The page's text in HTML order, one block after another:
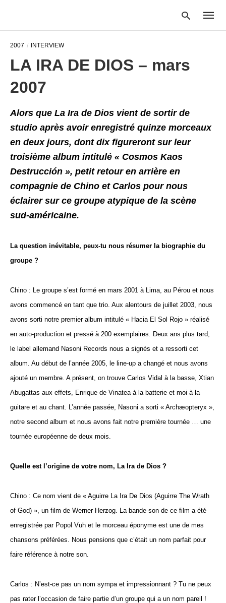
enter:
2007 INTERVIEW
LA IRA DE DIOS – mars
2007
Alors que La Ira de Dios vient de sortir de
studio après avoir enregistré quinze morceaux
en deux jours, dont dix figureront sur leur
troisième album intitulé « Cosmos Kaos
Destrucción », petit retour en arrière en
compagnie de Chino et Carlos pour nous
éclairer sur ce groupe atypique de la scène
sud-américaine.
La question inévitable, peux-tu nous résumer la biographie du
groupe ?
Chino : Le groupe s’est formé en mars 2001 à Lima, au Pérou et nous
avons commencé en tant que trio. Aux alentours de juillet 2003, nous
avons sorti notre premier album intitulé « Hacia El Sol Rojo » réalisé
en auto-production et pressé à 200 exemplaires. Deux ans plus tard,
le label allemand Nasoni Records nous a signés et a ressorti cet
album. Au début de l’année 2005, le line-up a changé et nous avons
ajouté un membre. A présent, on trouve Carlos Vidal à la basse, Xtian
Abugattas aux effets, Enrique de Vinatea à la batterie et moi à la
guitare et au chant. L’année passée, Nasoni a sorti « Archæopteryx »,
notre second album et nous avons fait notre première tournée … une
tournée européenne de deux mois.
Quelle est l’origine de votre nom, La Ira de Dios ?
Chino : Ce nom vient de « Aguirre La Ira De Dios (Aguirre The Wrath
of God) », un film de Werner Herzog. La bande son de ce film a été
enregistrée par Popol Vuh et le morceau éponyme est une de mes
chansons préférées. Nous pensions que c’était un nom parfait pour
faire référence à notre son.
Carlos : N’est-ce pas un nom sympa et impressionnant ? Tu ne peux
pas rater l’occasion de faire partie d’un groupe qui a un nom pareil !